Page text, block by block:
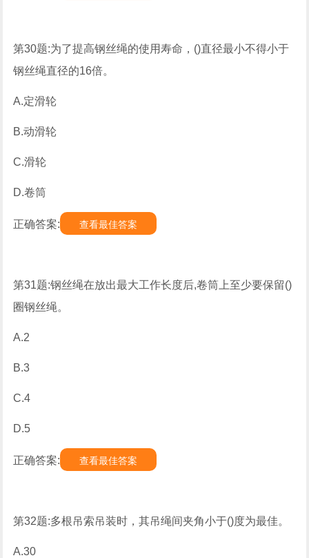
第30题:为了提高钢丝绳的使用寿命，()直径最小不得小于
钢丝绳直径的16倍。
A.定滑轮
B.动滑轮
C.滑轮
D.卷筒
正确答案: 查看最佳答案
第31题:钢丝绳在放出最大工作长度后,卷筒上至少要保留()
圈钢丝绳。
A.2
B.3
C.4
D.5
正确答案: 查看最佳答案
第32题:多根吊索吊装时，其吊绳间夹角小于()度为最佳。
A.30